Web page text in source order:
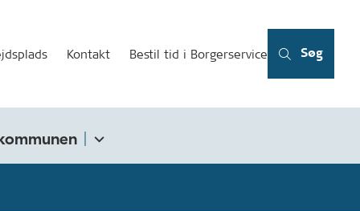
Kontakt Bestil tid i Borgerservice Søg